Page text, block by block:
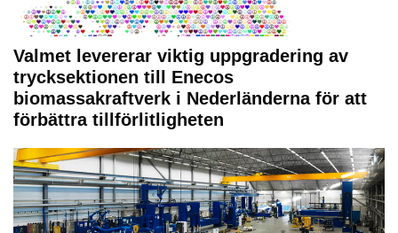
Valmet levererar viktig uppgradering av
trycksektionen till Enecos
biomassakraftverk i Nederländerna för att
förbättra tillförlitligheten